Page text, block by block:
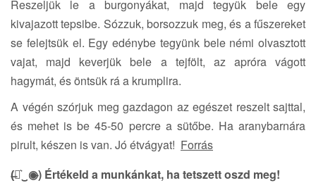
Reszeljük le a burgonyákat, majd tegyük bele egy
kivajazott tepsibe. Sózzuk, borsozzuk meg, és a fűszereket
se felejtsük el. Egy edénybe tegyünk bele némi olvasztott
vajat, majd keverjük bele a tejfölt, az apróra vágott
hagymát, és öntsük rá a krumplira.
A végén szórjuk meg gazdagon az egészet reszelt sajttal,
és mehet is be 45-50 percre a sütőbe. Ha aranybarnára
pirult, készen is van. Jó étvágyat! Forrás
(̶◉͛‿◉̶) Értékeld a munkánkat, ha tetszett oszd meg!